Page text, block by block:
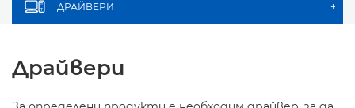
ДРАЙВЕРИ +
Драйвери